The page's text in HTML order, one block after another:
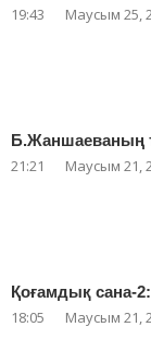
19:43 Маусым 25,
Б.Жаншаеваның
21:21 Маусым 21,
Қоғамдық сана-
18:05 Маусым 21,